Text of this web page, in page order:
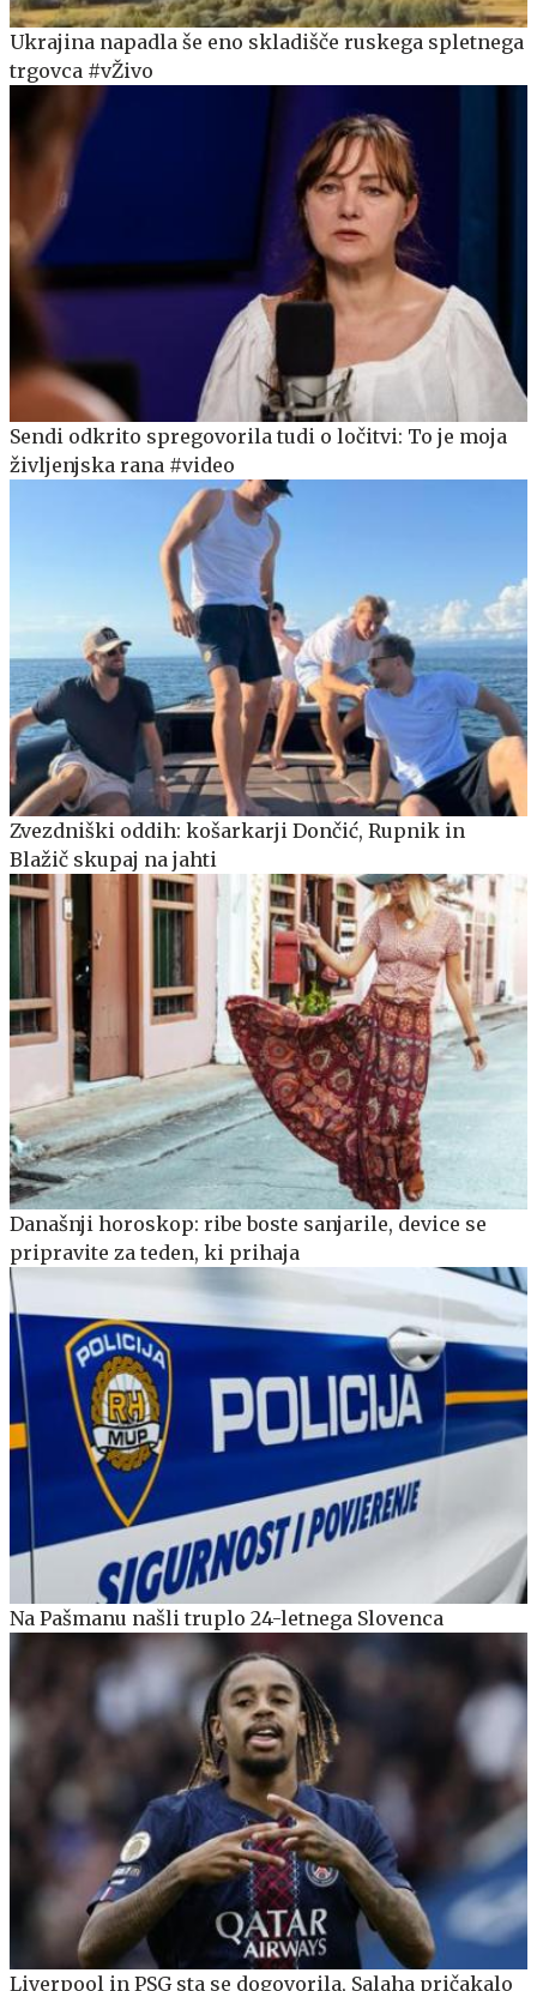
Ukrajina napadla še eno skladišče ruskega spletnega
trgovca #vŽivo
Sendi odkrito spregovorila tudi o ločitvi: To je moja
življenjska rana #video
Zvezdniški oddih: košarkarji Dončić, Rupnik in
Blažič skupaj na jahti
Današnji horoskop: ribe boste sanjarile, device se
pripravite za teden, ki prihaja
Na Pašmanu našli truplo 24-letnega Slovenca
Liverpool in PSG sta se dogovorila, Salaha pričakalo